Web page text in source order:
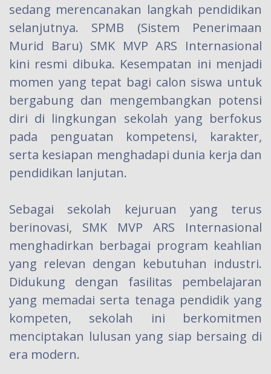
sedang merencanakan langkah pendidikan
selanjutnya. SPMB (Sistem Penerimaan
Murid Baru) SMK MVP ARS Internasional
kini resmi dibuka. Kesempatan ini menjadi
momen yang tepat bagi calon siswa untuk
bergabung dan mengembangkan potensi
diri di lingkungan sekolah yang berfokus
pada penguatan kompetensi, karakter,
serta kesiapan menghadapi dunia kerja dan
pendidikan lanjutan.
Sebagai sekolah kejuruan yang terus
berinovasi, SMK MVP ARS Internasional
menghadirkan berbagai program keahlian
yang relevan dengan kebutuhan industri.
Didukung dengan fasilitas pembelajaran
yang memadai serta tenaga pendidik yang
kompeten, sekolah ini berkomitmen
menciptakan lulusan yang siap bersaing di
era modern.